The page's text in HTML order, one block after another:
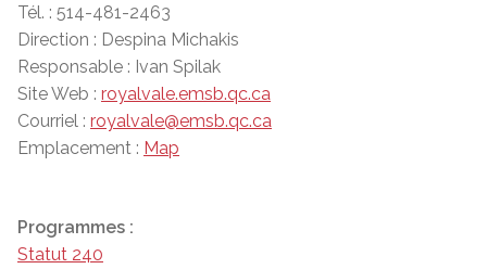
Tél. : 514-481-2463
Direction : Despina Michakis
Responsable : Ivan Spilak
Site Web : royalvale.emsb.qc.ca
Courriel : royalvale@emsb.qc.ca
Emplacement : Map
Programmes :
Statut 240